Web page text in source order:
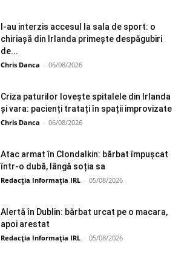
I-au interzis accesul la sala de sport: o
chiriașă din Irlanda primește despăgubiri
de...
Chris Danca - 06/08/2026
Criza paturilor lovește spitalele din Irlanda
și vara: pacienți tratați în spații improvizate
Chris Danca - 06/08/2026
Atac armat în Clondalkin: bărbat împușcat
într-o dubă, lângă soția sa
Redacția Informația IRL - 05/08/2026
Alertă în Dublin: bărbat urcat pe o macara,
apoi arestat
Redacția Informația IRL - 05/08/2026